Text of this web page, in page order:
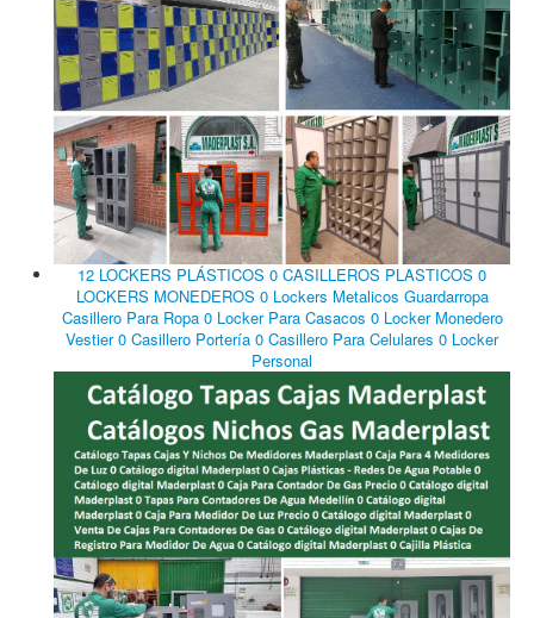
12 LOCKERS PLÁSTICOS 0 CASILLEROS PLASTICOS 0
LOCKERS MONEDEROS 0 Lockers Metalicos Guardarropa
Casillero Para Ropa 0 Locker Para Casacos 0 Locker Monedero
Vestier 0 Casillero Portería 0 Casillero Para Celulares 0 Locker
Personal